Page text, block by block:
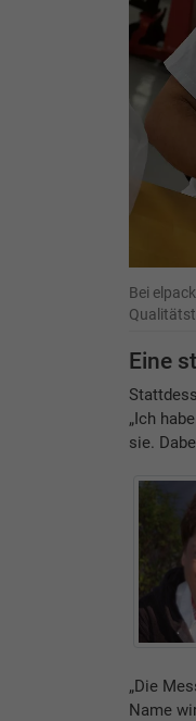
Bei
Eine
„Ich
sie.
„Die
Name